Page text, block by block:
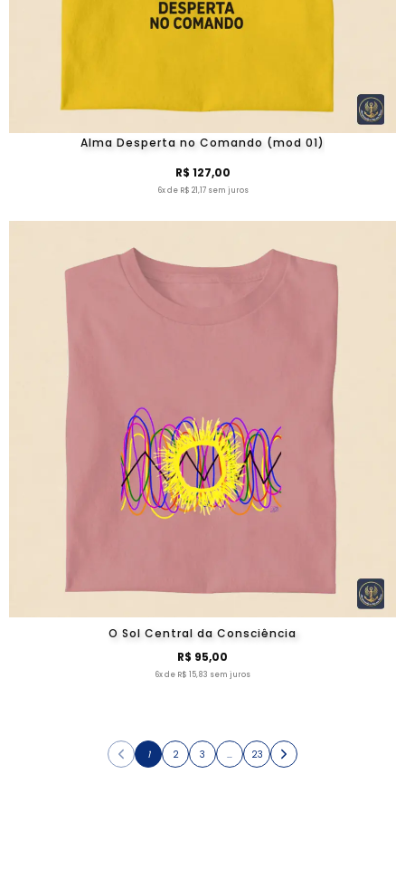
Alma Desperta no Comando (mod 01)
R$ 127,00
6x de R$ 21,17 sem juros
O Sol Central da Consciência
R$ 95,00
6x de R$ 15,83 sem juros
1 2 3 … 23